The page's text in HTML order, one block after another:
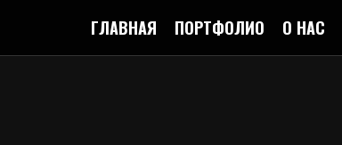
ГЛАВНАЯ ПОРТФОЛИО О НАС